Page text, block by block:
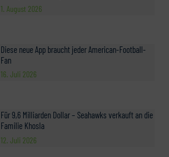
1. August 2026
Diese neue App braucht jeder American-Football-
Fan
16. Juli 2026
Für 9,6 Milliarden Dollar – Seahawks verkauft an die
Familie Khosla
12. Juli 2026